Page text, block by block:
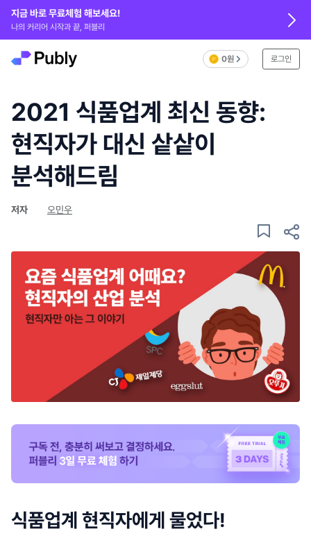
지금 바로 무료체험 해보세요!
나의 커리어 시작과 끝, 퍼블리
0원 로그인
2021 식품업계 최신 동향:
현직자가 대신 샅샅이
분석해드림
저자 오민우
식품업계 현직자에게 물었다!